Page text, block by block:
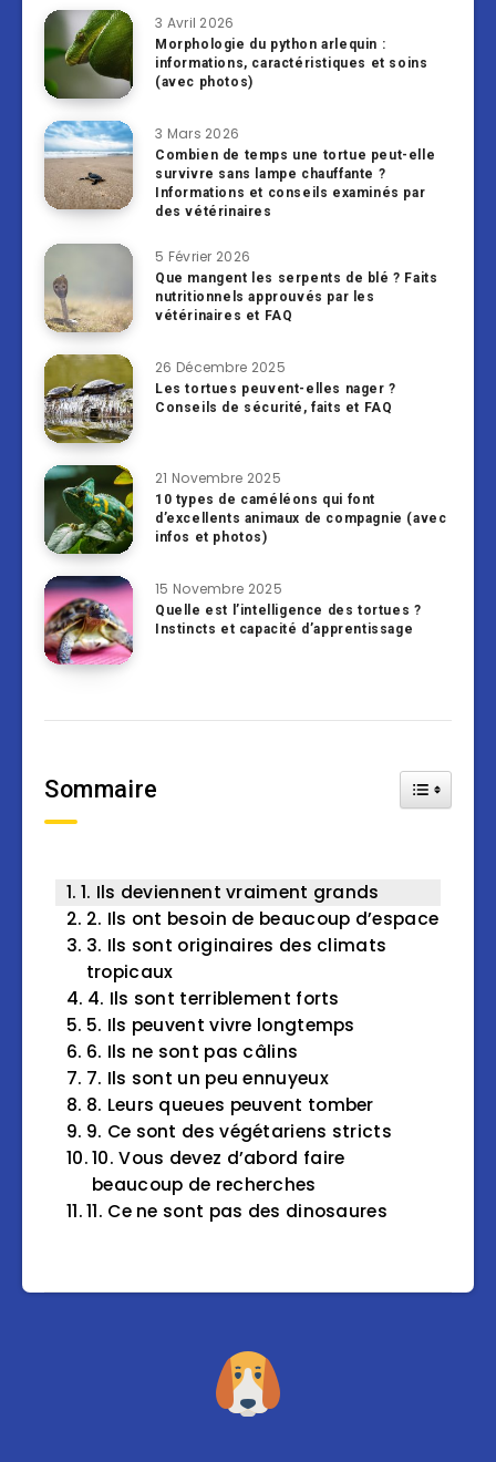
3 Avril 2026
Morphologie du python arlequin :
informations, caractéristiques et soins
(avec photos)
3 Mars 2026
Combien de temps une tortue peut-elle
survivre sans lampe chauffante ?
Informations et conseils examinés par
des vétérinaires
5 Février 2026
Que mangent les serpents de blé ? Faits
nutritionnels approuvés par les
vétérinaires et FAQ
26 Décembre 2025
Les tortues peuvent-elles nager ?
Conseils de sécurité, faits et FAQ
21 Novembre 2025
10 types de caméléons qui font
d’excellents animaux de compagnie (avec
infos et photos)
15 Novembre 2025
Quelle est l’intelligence des tortues ?
Instincts et capacité d’apprentissage
Sommaire Toggle
1. Ils deviennent vraiment grands
2. Ils ont besoin de beaucoup d’espace
3. Ils sont originaires des climats
tropicaux
4. Ils sont terriblement forts
5. Ils peuvent vivre longtemps
6. Ils ne sont pas câlins
7. Ils sont un peu ennuyeux
8. Leurs queues peuvent tomber
9. Ce sont des végétariens stricts
10. Vous devez d’abord faire
beaucoup de recherches
11. Ce ne sont pas des dinosaures